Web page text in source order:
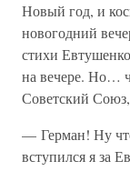
Новый год, и
новогодний
стихи
на вечере. Но…
Советский
— Герман! Ну
вступился я за